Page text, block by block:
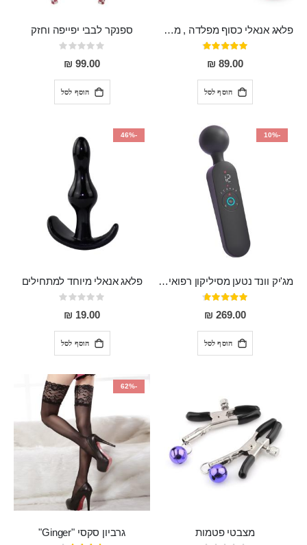
פלאג אנאלי כסוף מפלדה , מתאים ללבישה מתחת לבגדים, בגודל 7.3 על 2.8 ס"מ
דירוג:
97%
89.00 ₪
הוסף לסל
ספנקר לבבי יפייפה וחזק
Rating:
0%
99.00 ₪
הוסף לסל
-10%
מג'יק וונד נטען מסיליקון רפואי חזק בעל 12 מצבי רטט ו6 מהירויות שונות ROMI
דירוג:
93%
269.00 ₪
הוסף לסל
-46%
פלאג אנאלי מיוחד למתחילים
Rating:
0%
19.00 ₪
הוסף לסל
מצבטי פטמות
-62%
גרביון סקסי "Ginger"